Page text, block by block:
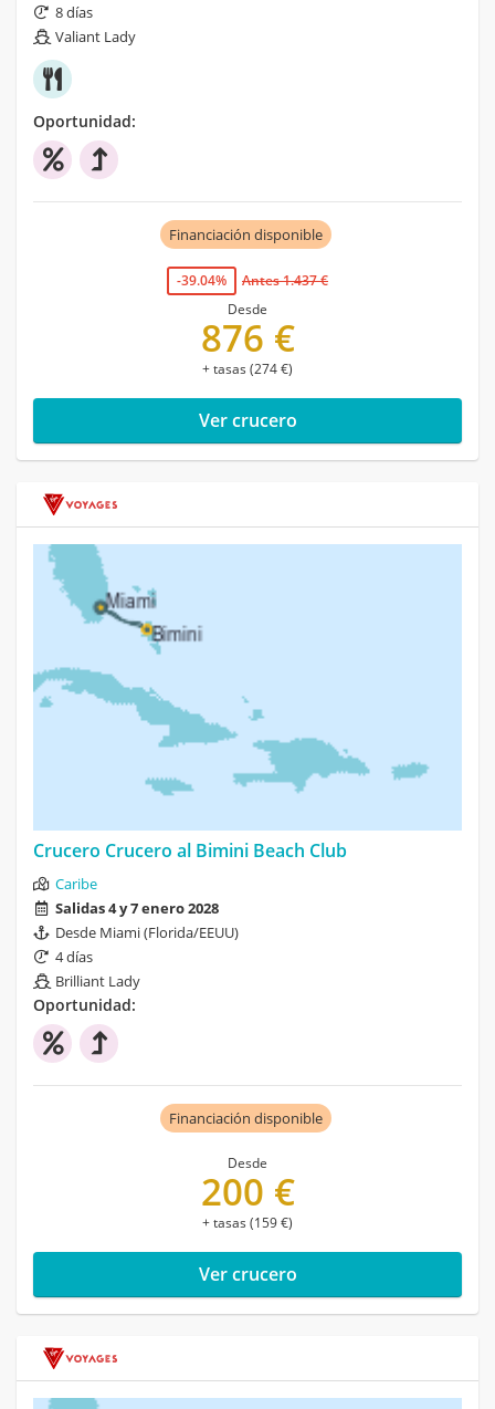
8 días
Valiant Lady
Oportunidad:
Financiación disponible
-39.04%
Antes 1.437 €
Desde
876 €
+ tasas (274 €)
Ver crucero
Crucero Crucero al Bimini Beach Club
Caribe
Salidas 4 y 7 enero 2028
Desde Miami (Florida/EEUU)
4 días
Brilliant Lady
Oportunidad:
Financiación disponible
Desde
200 €
+ tasas (159 €)
Ver crucero